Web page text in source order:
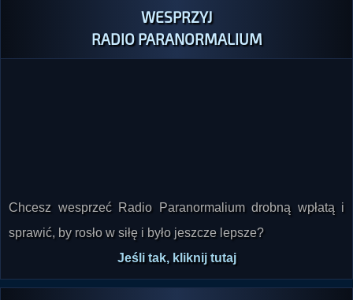
WESPRZYJ
RADIO PARANORMALIUM
Chcesz wesprzeć Radio Paranormalium drobną wpłatą i
sprawić, by rosło w siłę i było jeszcze lepsze?
Jeśli tak, kliknij tutaj